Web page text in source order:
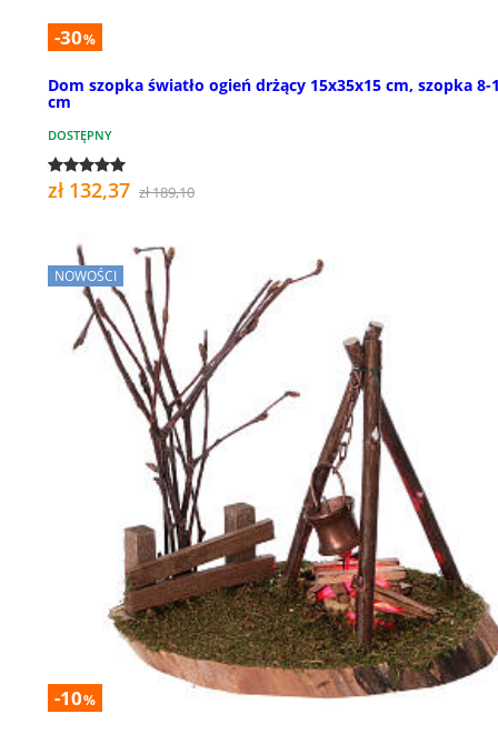
-30%
Dom szopka światło ogień drżący 15x35x15 cm, szopka 8-
cm
DOSTĘPNY
zł 132,37 zł 189,10
NOWOŚCI
-10%